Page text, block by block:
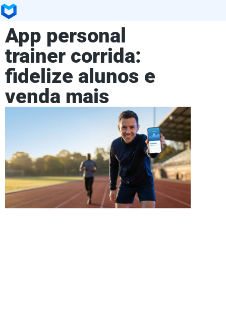
App personal
trainer corrida:
fidelize alunos e
venda mais